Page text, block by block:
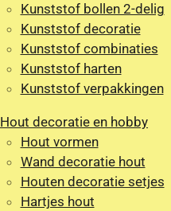
Kunststof bollen 2-delig
Kunststof decoratie
Kunststof combinaties
Kunststof harten
Kunststof verpakkingen
Hout decoratie en hobby
Hout vormen
Wand decoratie hout
Houten decoratie setjes
Hartjes hout